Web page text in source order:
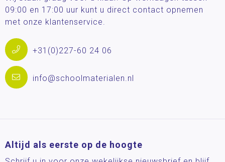
09:00 en 17:00 uur kunt u direct contact opnemen
met onze klantenservice.
+31(0)227-60 24 06
info@schoolmaterialen.nl
Altijd als eerste op de hoogte